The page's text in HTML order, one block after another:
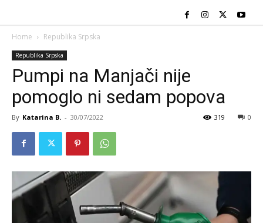
Home Republika Srpska
Republika Srpska
Pumpi na Manjači nije
pomoglo ni sedam popova
By Katarina B. - 30/07/2022 0
319